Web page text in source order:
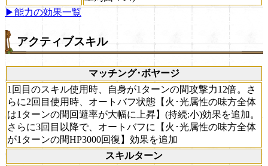
▶能力の効果一覧
アクティブスキル
マッチング･ボヤージ
1回目のスキル使用時、自身が1ターンの間攻撃力12倍。さ
らに2回目使用時、オートバフ状態【火･光属性の味方全体
は1ターンの間回避率が大幅に上昇】(持続:小)効果を追加。
さらに3回目以降で、オートバフに【火･光属性の味方全体
が1ターンの間HP3000回復】効果を追加
スキルターン